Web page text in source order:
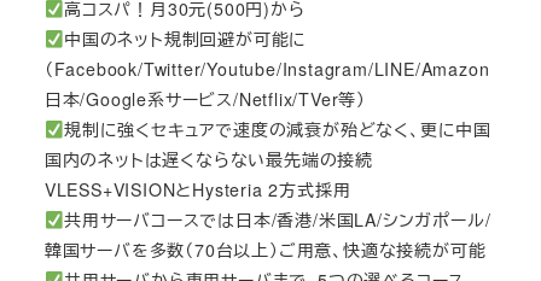
高コスパ！月30元(500円)から
中国のネット規制回避が可能に
（Facebook/Twitter/Youtube/Instagram/LINE/Amazon
日本/Google系サービス/Netflix/TVer等）
規制に強くセキュアで速度の減衰が殆どなく、更に中国
国内のネットは遅くならない最先端の接続
VLESS+VISIONとHysteria 2方式採用
共用サーバコースでは日本/香港/米国LA/シンガポール/
韓国サーバを多数（70台以上）ご用意、快適な接続が可能